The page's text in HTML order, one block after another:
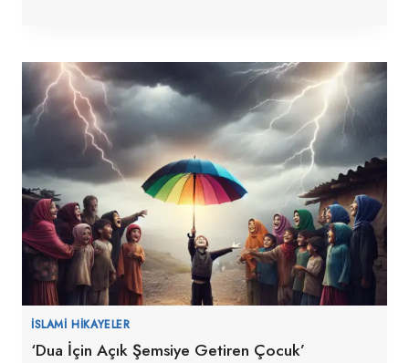
İSLAMI HIKAYELER
‘Dua İçin Açık Şemsiye Getiren Çocuk’